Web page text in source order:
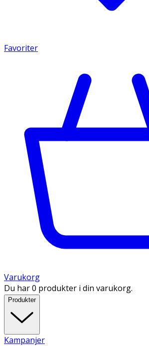
Favoriter
Varukorg
Du har 0 produkter i din varukorg.
Produkter
Kampanjer